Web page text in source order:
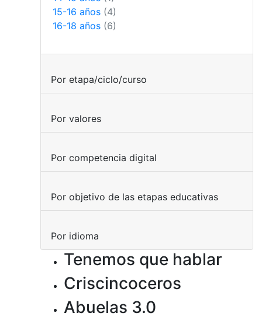
Tenemos que hablar
Criscincoceros
Abuelas 3.0
15-16 años (4)
16-18 años (6)
Por etapa/ciclo/curso
Por valores
Por competencia digital
Por objetivo de las etapas educativas
Por idioma